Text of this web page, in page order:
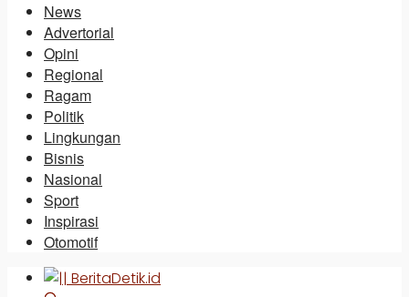
News
Advertorial
Opini
Regional
Ragam
Politik
Lingkungan
Bisnis
Nasional
Sport
Inspirasi
Otomotif